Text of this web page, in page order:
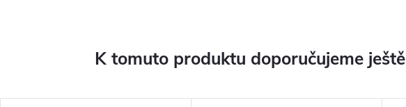
K tomuto produktu doporučujeme